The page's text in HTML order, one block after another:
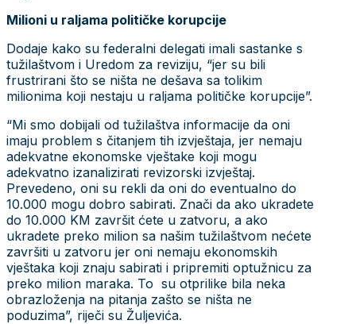
Milioni u raljama političke korupcije
Dodaje kako su federalni delegati imali sastanke s
tužilaštvom i Uredom za reviziju, “jer su bili
frustrirani što se ništa ne dešava sa tolikim
milionima koji nestaju u raljama političke korupcije”.
“Mi smo dobijali od tužilaštva informacije da oni
imaju problem s čitanjem tih izvještaja, jer nemaju
adekvatne ekonomske vještake koji mogu
adekvatno izanalizirati revizorski izvještaj.
Prevedeno, oni su rekli da oni do eventualno do
10.000 mogu dobro sabirati. Znači da ako ukradete
do 10.000 KM završit ćete u zatvoru, a ako
ukradete preko milion sa našim tužilaštvom nećete
završiti u zatvoru jer oni nemaju ekonomskih
vještaka koji znaju sabirati i pripremiti optužnicu za
preko milion maraka. To su otprilike bila neka
obrazloženja na pitanja zašto se ništa ne
poduzima”, riječi su Žuljevića.